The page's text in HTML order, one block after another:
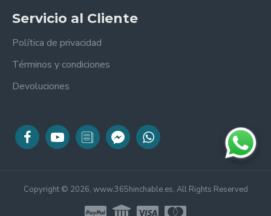
Servicio al Cliente
Política de privacidad
Términos y condiciones
Devoluciones
Copyright © 2026, www.365hinchable.es, All Rights Reserved